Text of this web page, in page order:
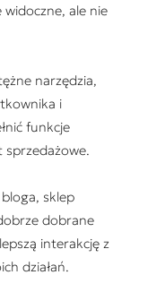
ale nie
narzędzia,
i
funkcje
sklep
dobrane
interakcję z
działań.